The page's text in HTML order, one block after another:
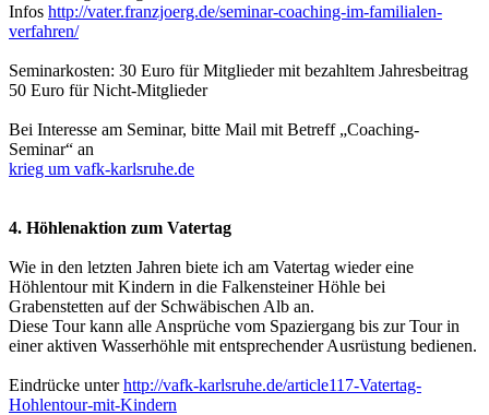
Infos http://vater.franzjoerg.de/seminar-coaching-im-familialen-
verfahren/
Seminarkosten: 30 Euro für Mitglieder mit bezahltem Jahresbeitrag
50 Euro für Nicht-Mitglieder
Bei Interesse am Seminar, bitte Mail mit Betreff „Coaching-
Seminar“ an
krieg um vafk-karlsruhe.de
4. Höhlenaktion zum Vatertag
Wie in den letzten Jahren biete ich am Vatertag wieder eine
Höhlentour mit Kindern in die Falkensteiner Höhle bei
Grabenstetten auf der Schwäbischen Alb an.
Diese Tour kann alle Ansprüche vom Spaziergang bis zur Tour in
einer aktiven Wasserhöhle mit entsprechender Ausrüstung bedienen.
Eindrücke unterhttp://vafk-karlsruhe.de/article117-Vatertag-
Hohlentour-mit-Kindern